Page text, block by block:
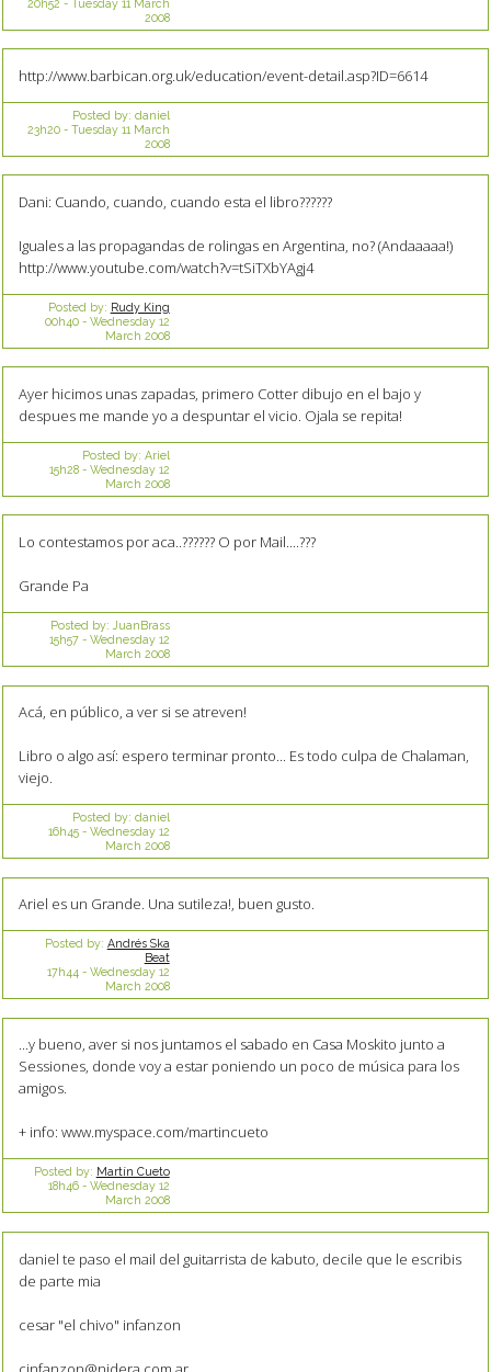
20h52 - Tuesday 11 March
2008
http://www.barbican.org.uk/education/event-detail.asp?ID=6614
Posted by: daniel
23h20- Tuesday 11 March
2008
Dani: Cuando, cuando, cuando esta el libro??????
Iguales a las propagandas de rolingas en Argentina, no? (Andaaaaa!)
http://www.youtube.com/watch?v=tSiTXbYAgj4
Posted by: Rudy King
00h40- Wednesday 12
March 2008
Ayer hicimos unas zapadas, primero Cotter dibujo en el bajo y
despues me mande yo a despuntar el vicio. Ojala se repita!
Posted by: Ariel
15h28- Wednesday 12
March 2008
Lo contestamos por aca..?????? O por Mail....???
Grande Pa
Posted by: JuanBrass
15h57- Wednesday 12
March 2008
Acá, en público, a ver si se atreven!
Libro o algo así: espero terminar pronto... Es todo culpa de Chalaman,
viejo.
Posted by: daniel
16h45- Wednesday 12
March 2008
Ariel es un Grande. Una sutileza!, buen gusto.
Posted by: Andrés Ska
Beat
17h44 - Wednesday 12
March 2008
...y bueno, aver si nos juntamos el sabado en Casa Moskito junto a
Sessiones, donde voy a estar poniendo un poco de música para los
amigos.
+ info: www.myspace.com/martincueto
Posted by: Martín Cueto
18h46- Wednesday 12
March 2008
daniel te paso el mail del guitarrista de kabuto, decile que le escribis
de parte mia
cesar "el chivo" infanzon